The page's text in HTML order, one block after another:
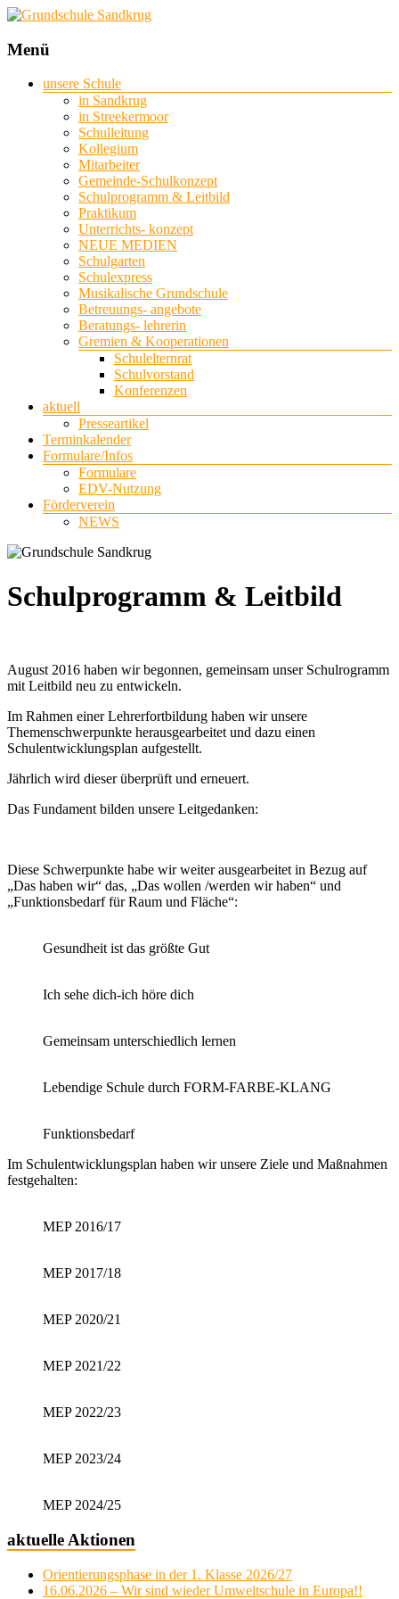
Grundschule
Streekermoor
Menü
unsere Schule
in Sandkrug
in Streekermoor
Schulleitung
Kollegium
Mitarbeiter
Gemeinde-Schulkonzept
Schulprogramm & Leitbild
Praktikum
Unterrichts- konzept
NEUE MEDIEN
Schulgarten
Schulexpress
Musikalische Grundschule
Betreuungs- angebote
Beratungs- lehrerin
Gremien & Kooperationen
Schulelternrat
Schulvorstand
Konferenzen
aktuell
Presseartikel
Terminkalender
Formulare/Infos
Formulare
EDV-Nutzung
Förderverein
NEWS
Schulprogramm & Leitbild
August 2016 haben wir begonnen, gemeinsam unser Schulrogramm
mit Leitbild neu zu entwickeln.
Im Rahmen einer Lehrerfortbildung haben wir unsere
Themenschwerpunkte herausgearbeitet und dazu einen
Schulentwicklungsplan aufgestellt.
Jährlich wird dieser überprüft und erneuert.
Das Fundament bilden unsere Leitgedanken:
Diese Schwerpunkte habe wir weiter ausgearbeitet in Bezug auf
„Das haben wir“ das, „Das wollen /werden wir haben“ und
„Funktionsbedarf für Raum und Fläche“:
Gesundheit ist das größte Gut
Ich sehe dich-ich höre dich
Gemeinsam unterschiedlich lernen
Lebendige Schule durch FORM-FARBE-KLANG
Funktionsbedarf
Im Schulentwicklungsplan haben wir unsere Ziele und Maßnahmen
festgehalten:
MEP 2016/17
MEP 2017/18
MEP 2020/21
MEP 2021/22
MEP 2022/23
MEP 2023/24
MEP 2024/25
aktuelle Aktionen
Orientierungsphase in der 1. Klasse 2026/27
16.06.2026 – Wir sind wieder Umweltschule in Europa!!